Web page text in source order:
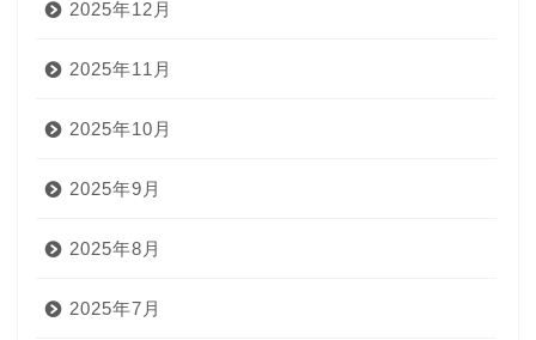
2025年12月
2025年11月
2025年10月
2025年9月
2025年8月
2025年7月